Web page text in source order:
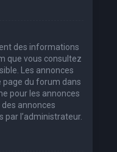
des informations
que vous consultez
Les annonces
page du forum dans
pour les annonces
annonces
par l’administrateur.